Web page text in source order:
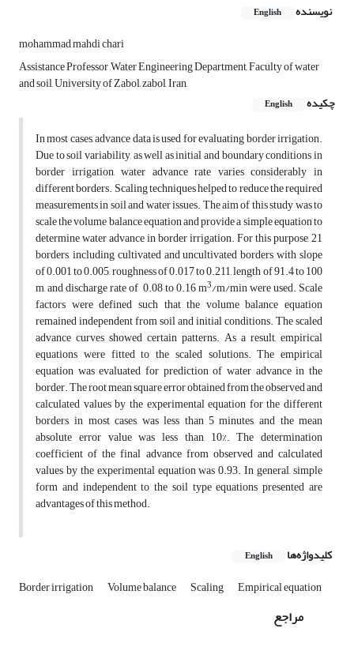
نویسنده English
mohammad mahdi chari
Assistance Professor ,Water Engineering Department, Faculty of water
and soil, University of Zabol, zabol, Iran,
چکیده
English
In most cases, advance data is used for evaluating border irrigation.
Due to soil variability, as well as initial and boundary conditions in
border irrigation, water advance rate varies considerably in
different borders. Scaling techniques helped to reduce the required
measurements in soil and water issues. The aim of this study was to
scale the volume balance equation and provide a simple equation to
determine water advance in border irrigation. For this purpose, 21
borders, including cultivated and uncultivated borders with slope
of 0.001 to 0.005, roughness of 0.017 to 0.211, length of 91.4 to 100
m, and discharge rate of 0.08 to 0.16 m3/m/min were used. Scale
factors were defined such that the volume balance equation
remained independent from soil and initial conditions. The scaled
advance curves showed certain patterns. As a result, empirical
equations were fitted to the scaled solutions. The empirical
equation was evaluated for prediction of water advance in the
border. The root mean square error obtained from the observed and
calculated values by the experimental equation for the different
borders, in most cases, was less than 5 minutes, and the mean
absolute error value was less than 10%. The determination
coefficient of the final advance from observed and calculated
values by the experimental equation was 0.93. In general, simple
form and independent to the soil type equations presented are
advantages of this method.
کلیدواژه‌ها English
Border irrigation Volume balance Scaling Empirical equation
مراجع